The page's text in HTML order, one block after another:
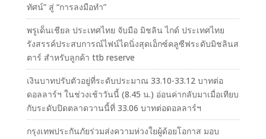
ทัศน์” สู่ “การลงมือทำ”
พรูเด็นเชียล ประเทศไทย จับมือ มิชลิน ไกด์ ประเทศไทย
รังสรรค์ประสบการณ์ไฟน์ไดนิ่งสุดเอ็กซ์คลูซีฟระดับมิชลินส
ตาร์ สำหรับลูกค้า ttb reserve
เงินบาทปรับตัวอยู่ที่ระดับประมาณ 33.10-33.12 บาทต่อ
ดอลลาร์ฯ ในช่วงเช้าวันนี้ (8.45 น.) อ่อนค่ากลับมาเมื่อเทียบ
กับระดับปิดตลาดวานนี้ที่ 33.06 บาทต่อดอลลาร์ฯ
กรุงเทพประกันภัยร่วมส่งความห่วงใยผู้ด้อยโอกาส มอบ